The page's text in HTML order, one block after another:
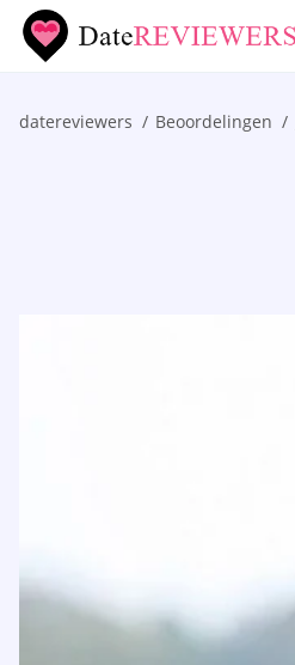
datereviewers Beoordelingen